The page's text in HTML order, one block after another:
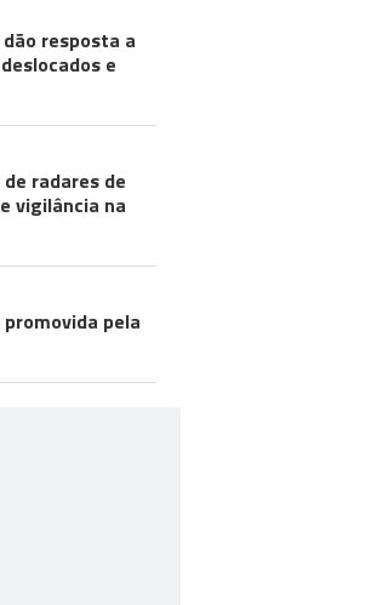
resposta a
e
radares de
vigilância na
pela